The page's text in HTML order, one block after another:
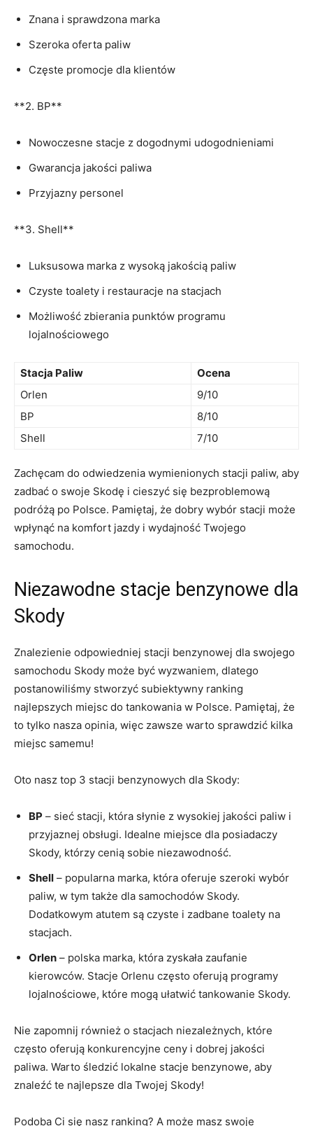
Znana i sprawdzona marka
Szeroka oferta paliw
Częste promocje dla klientów
**2. BP**
Nowoczesne stacje z dogodnymi udogodnieniami
Gwarancja jakości paliwa
Przyjazny personel
**3. Shell**
Luksusowa marka z wysoką jakością paliw
Czyste toalety i restauracje na stacjach
Możliwość zbierania punktów programu
lojalnościowego
Stacja Paliw
Ocena
Orlen
9/10
BP
8/10
Shell
7/10
Zachęcam do odwiedzenia wymienionych stacji paliw, aby
zadbać o swoje Skodę i cieszyć się bezproblemową
podróżą po Polsce. Pamiętaj, że dobry wybór stacji może
wpłynąć na komfort jazdy i wydajność Twojego
samochodu.
Niezawodne stacje benzynowe dla
Skody
Znalezienie odpowiedniej stacji benzynowej dla swojego
samochodu Skody może być wyzwaniem, dlatego
postanowiliśmy stworzyć subiektywny ranking
najlepszych miejsc do tankowania w Polsce. Pamiętaj, że
to tylko nasza opinia, więc zawsze warto sprawdzić kilka
miejsc samemu!
Oto nasz top 3 stacji benzynowych dla Skody:
BP – sieć stacji, która słynie z wysokiej jakości paliw i
przyjaznej obsługi. Idealne miejsce dla posiadaczy
Skody, którzy cenią sobie niezawodność.
Shell – popularna marka, która oferuje szeroki wybór
paliw, w tym także dla samochodów Skody.
Dodatkowym atutem są czyste i zadbane toalety na
stacjach.
Orlen – polska marka, która zyskała zaufanie
kierowców. Stacje Orlenu często oferują programy
lojalnościowe, które mogą ułatwić tankowanie Skody.
Nie zapomnij również o stacjach niezależnych, które
często oferują konkurencyjne ceny i dobrej jakości
paliwa. Warto śledzić lokalne stacje benzynowe, aby
znaleźć te najlepsze dla Twojej Skody!
Podoba Ci się nasz ranking? A może masz swoje